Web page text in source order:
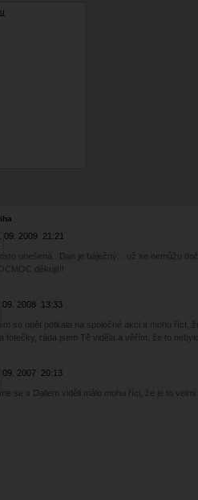
09. 2009 21:21
unešená.. Dan je báječný... už se nemůžu
děkuji!!!
09. 2008 13:33
se opět potkala na společné akci a mohu říct,
fotečky, ráda jsem Tě viděla a věřím, že to
09. 2007 20:13
se s Dallem viděli málo mohu říci, že je to